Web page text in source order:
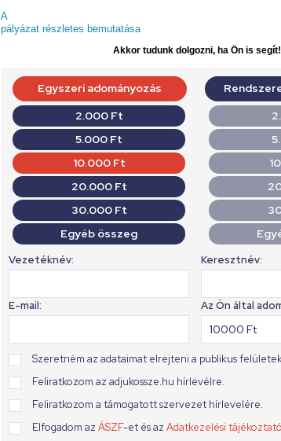
A
pályázat részletes bemutatása
Akkor tudunk dolgozni, ha Ön is segít!